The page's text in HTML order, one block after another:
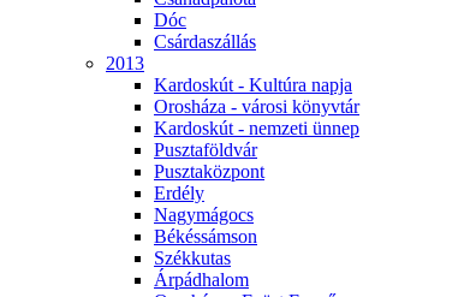
Dóc
Csárdaszállás
2013
Kardoskút - Kultúra napja
Orosháza - városi könyvtár
Kardoskút - nemzeti ünnep
Pusztaföldvár
Pusztaközpont
Erdély
Nagymágocs
Békéssámson
Székkutas
Árpádhalom